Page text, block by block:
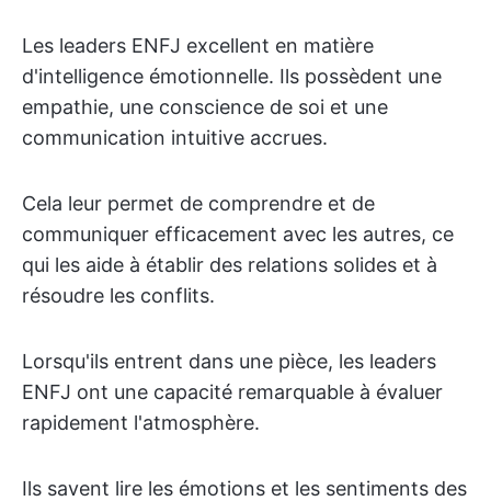
Les leaders ENFJ excellent en matière
d'intelligence émotionnelle. Ils possèdent une
empathie, une conscience de soi et une
communication intuitive accrues.
Cela leur permet de comprendre et de
communiquer efficacement avec les autres, ce
qui les aide à établir des relations solides et à
résoudre les conflits.
Lorsqu'ils entrent dans une pièce, les leaders
ENFJ ont une capacité remarquable à évaluer
rapidement l'atmosphère.
Ils savent lire les émotions et les sentiments des